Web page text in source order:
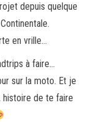
depuis quelque
en vrille…
à faire…
sur la moto. Et je
histoire de te faire